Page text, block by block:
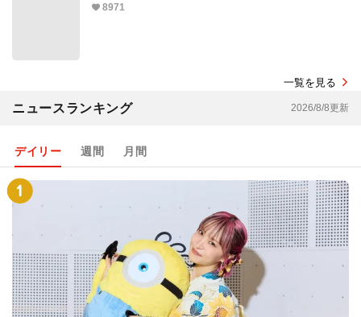
8971
一覧を見る
ニュースランキング 2026/8/8更新
デイリー 週間 月間